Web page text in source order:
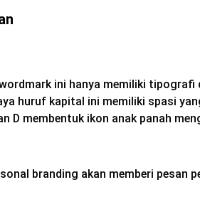
ini hanya memiliki tipografi
huruf kapital ini memiliki spasi
D membentuk ikon anak panah
branding akan memberi pesan